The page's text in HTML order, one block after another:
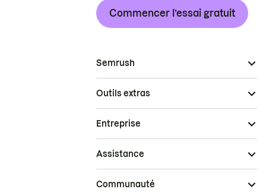
Commencer l’essai gratuit
Semrush
Outils extras
Entreprise
Assistance
Communauté